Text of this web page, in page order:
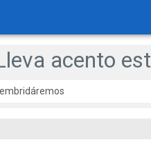
acento